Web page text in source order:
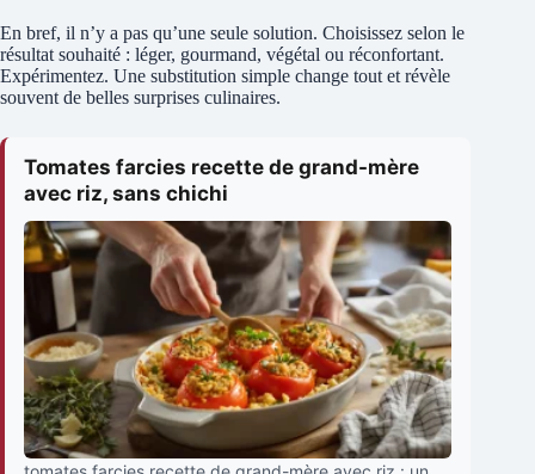
En bref, il n’y a pas qu’une seule solution. Choisissez selon le
résultat souhaité : léger, gourmand, végétal ou réconfortant.
Expérimentez. Une substitution simple change tout et révèle
souvent de belles surprises culinaires.
Tomates farcies recette de grand-mère
avec riz, sans chichi